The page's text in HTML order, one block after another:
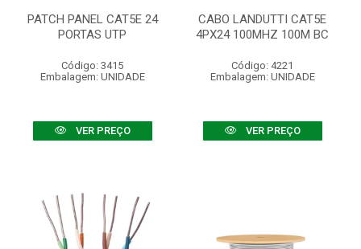
PATCH PANEL CAT5E 24
PORTAS UTP
Código: 3415
Embalagem: UNIDADE
VER PREÇO
CABO LANDUTTI CAT5E
4PX24 100MHZ 100M BC
Código: 4221
Embalagem: UNIDADE
VER PREÇO